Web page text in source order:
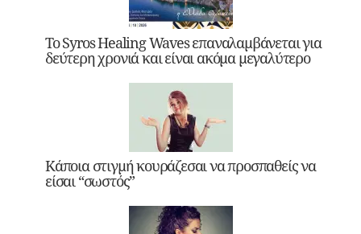
Το Syros Healing Waves επαναλαμβάνεται για
δεύτερη χρονιά και είναι ακόμα μεγαλύτερο
Κάποια στιγμή κουράζεσαι να προσπαθείς να
είσαι “σωστός”